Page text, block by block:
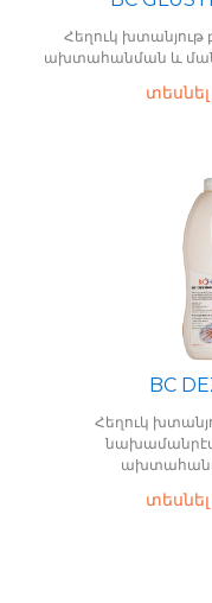
Հեղուկ
ախտահանման և
BC
Հեղուկ